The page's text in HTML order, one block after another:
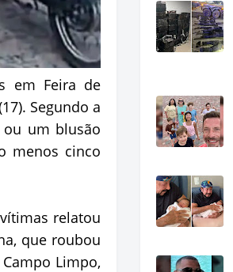
em Feira de
Segundo a
ou um blusão
menos cinco
relatou
que roubou
Limpo,